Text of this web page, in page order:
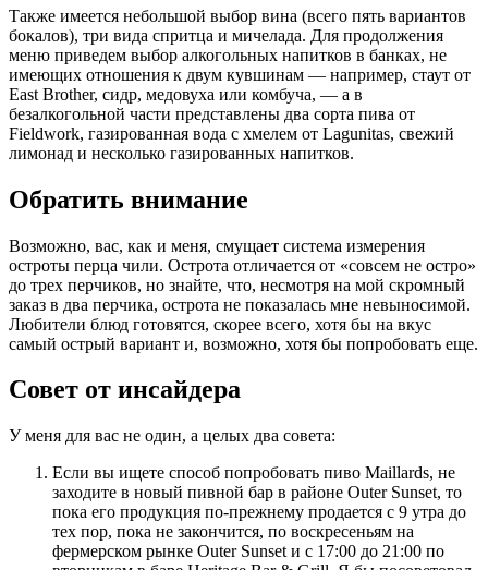
Также имеется небольшой выбор вина (всего пять вариантов
бокалов), три вида спритца и мичелада. Для продолжения
меню приведем выбор алкогольных напитков в банках, не
имеющих отношения к двум кувшинам — например, стаут от
East Brother, сидр, медовуха или комбуча, — а в
безалкогольной части представлены два сорта пива от
Fieldwork, газированная вода с хмелем от Lagunitas, свежий
лимонад и несколько газированных напитков.
Обратить внимание
Возможно, вас, как и меня, смущает система измерения
остроты перца чили. Острота отличается от «совсем не остро»
до трех перчиков, но знайте, что, несмотря на мой скромный
заказ в два перчика, острота не показалась мне невыносимой.
Любители блюд готовятся, скорее всего, хотя бы на вкус
самый острый вариант и, возможно, хотя бы попробовать еще.
Совет от инсайдера
У меня для вас не один, а целых два совета:
Если вы ищете способ попробовать пиво Maillards, не
заходите в новый пивной бар в районе Outer Sunset, то
пока его продукция по-прежнему продается с 9 утра до
тех пор, пока не закончится, по воскресеньям на
фермерском рынке Outer Sunset и с 17:00 до 21:00 по